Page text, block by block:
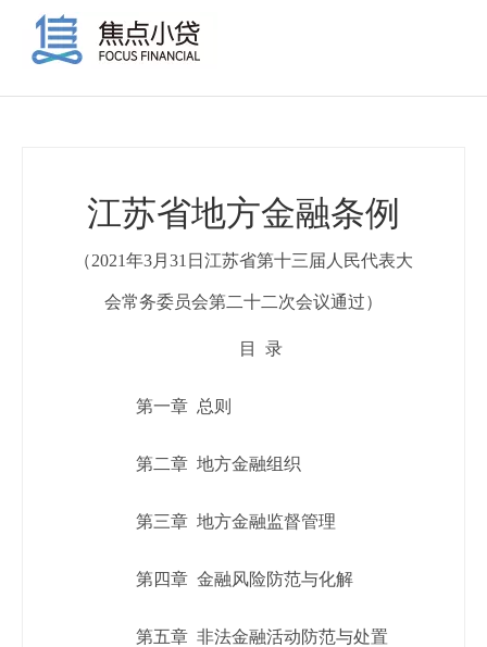
江苏省地方金融条例
（2021年3月31日江苏省第十三届人民代表大
会常务委员会第二十二次会议通过）
目 录
第一章 总则
第二章 地方金融组织
第三章 地方金融监督管理
第四章 金融风险防范与化解
第五章 非法金融活动防范与处置